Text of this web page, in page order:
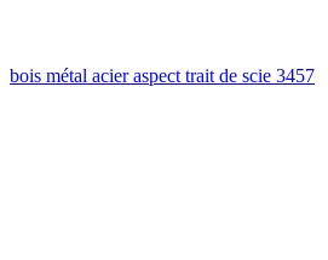
bois métal acier aspect trait de scie 3457